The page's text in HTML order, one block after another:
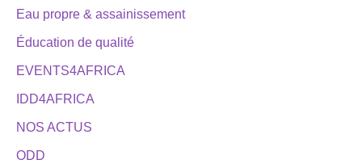
Eau propre & assainissement
Éducation de qualité
EVENTS4AFRICA
IDD4AFRICA
NOS ACTUS
ODD